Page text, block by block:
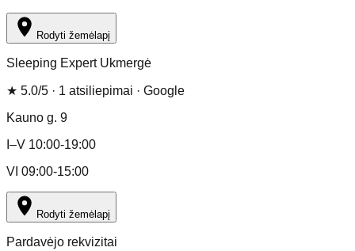
Rodyti žemėlapį
Sleeping Expert Ukmergė
★ 5.0/5 · 1 atsiliepimai · Google
Kauno g. 9
I–V 10:00-19:00
VI 09:00-15:00
Rodyti žemėlapį
Pardavėjo rekvizitai